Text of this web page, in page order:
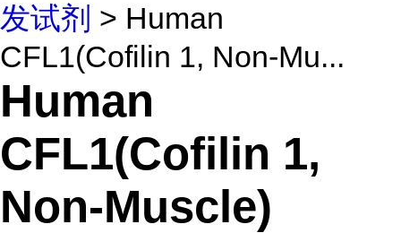
发试剂 > Human
CFL1(Cofilin 1, Non-Mu...
Human
CFL1(Cofilin 1,
Non-Muscle)